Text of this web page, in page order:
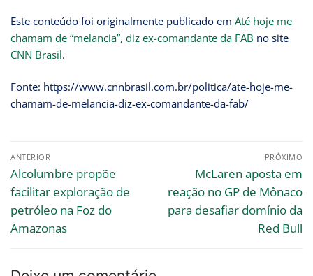
Este conteúdo foi originalmente publicado em Até hoje me
chamam de “melancia”, diz ex-comandante da FAB no site
CNN Brasil.
Fonte: https://www.cnnbrasil.com.br/politica/ate-hoje-me-
chamam-de-melancia-diz-ex-comandante-da-fab/
ANTERIOR
Alcolumbre propõe
facilitar exploração de
petróleo na Foz do
Amazonas
PRÓXIMO
McLaren aposta em
reação no GP de Mônaco
para desafiar domínio da
Red Bull